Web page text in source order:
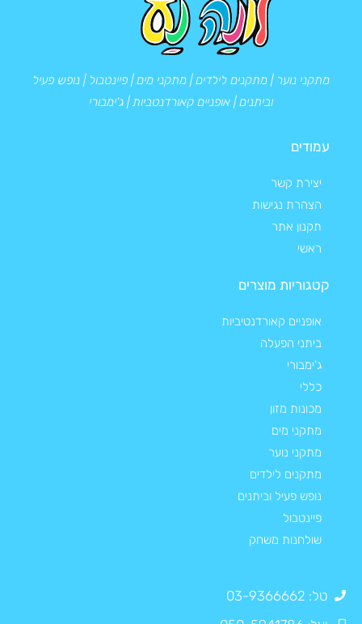
מתקני נוער | מתקנים לילדים | מתקני מים | פיינטבול | נופש פעיל
וביתנים | אופניים קאורדנטביות | ג'ימבורי
עמודים
יצירת קשר
הצהרת נגישות
תקנון אתר
ראשי
קטגוריות מוצרים
אופניים קאורדנטיביות
ביתני הפעלה
ג'ימבורי
כללי
מכונות מזון
מתקני מים
מתקני נוער
מתקנים לילדים
נופש פעיל וביתנים
פיינטבול
שולחנות משחק
טל: 03-9366662